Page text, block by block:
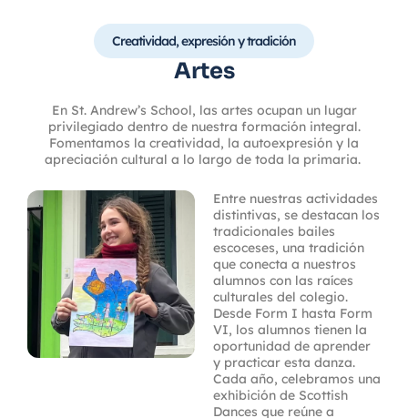
Creatividad, expresión y tradición
Artes​
En St. Andrew’s School, las artes ocupan un lugar
privilegiado dentro de nuestra formación integral.
Fomentamos la creatividad, la autoexpresión y la
apreciación cultural a lo largo de toda la primaria.
Entre nuestras actividades
distintivas, se destacan los
tradicionales bailes
escoceses, una tradición
que conecta a nuestros
alumnos con las raíces
culturales del colegio.
Desde Form I hasta Form
VI, los alumnos tienen la
oportunidad de aprender
y practicar esta danza.
Cada año, celebramos una
exhibición de Scottish
Dances que reúne a